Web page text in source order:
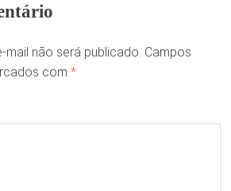
mail não será publicado. Campos
com *